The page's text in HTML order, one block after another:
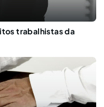
trabalhistas da